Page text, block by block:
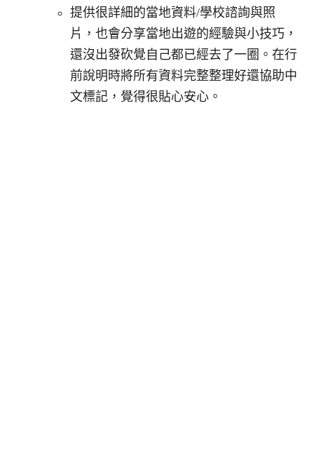
提供很詳細的當地資料/學校諮詢與照
片，也會分享當地出遊的經驗與小技巧，
還沒出發砍覺自己都已經去了一圈。在行
前說明時將所有資料完整整理好還協助中
文標記，覺得很貼心安心。